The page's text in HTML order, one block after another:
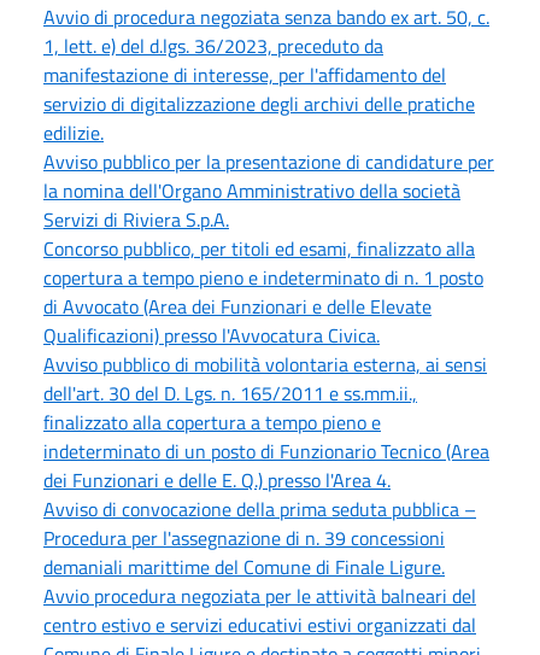
Avvio di procedura negoziata senza bando ex art. 50, c.
1, lett. e) del d.lgs. 36/2023, preceduto da
manifestazione di interesse, per l'affidamento del
servizio di digitalizzazione degli archivi delle pratiche
edilizie.
Avviso pubblico per la presentazione di candidature per
la nomina dell'Organo Amministrativo della società
Servizi di Riviera S.p.A.
Concorso pubblico, per titoli ed esami, finalizzato alla
copertura a tempo pieno e indeterminato di n. 1 posto
di Avvocato (Area dei Funzionari e delle Elevate
Qualificazioni) presso l'Avvocatura Civica.
Avviso pubblico di mobilità volontaria esterna, ai sensi
dell'art. 30 del D. Lgs. n. 165/2011 e ss.mm.ii.,
finalizzato alla copertura a tempo pieno e
indeterminato di un posto di Funzionario Tecnico (Area
dei Funzionari e delle E. Q.) presso l'Area 4.
Avviso di convocazione della prima seduta pubblica –
Procedura per l'assegnazione di n. 39 concessioni
demaniali marittime del Comune di Finale Ligure.
Avvio procedura negoziata per le attività balneari del
centro estivo e servizi educativi estivi organizzati dal